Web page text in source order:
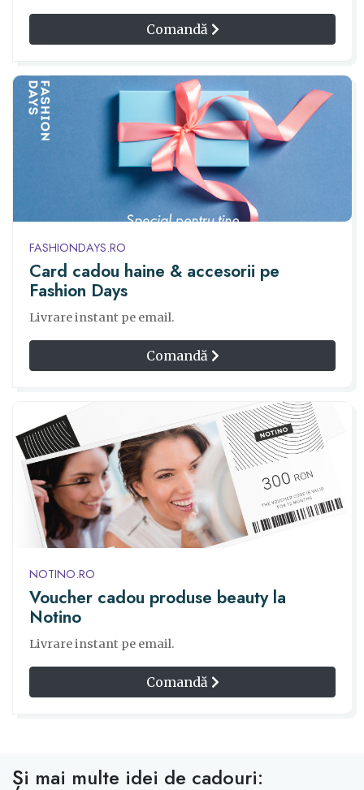
Comandă
FASHIONDAYS.RO
Card cadou haine & accesorii pe
Fashion Days
Livrare instant pe email.
Comandă
NOTINO.RO
Voucher cadou produse beauty la
Notino
Livrare instant pe email.
Comandă
Și mai multe idei de cadouri: